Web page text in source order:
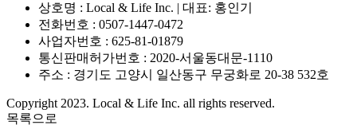
상호명 : Local & Life Inc. | 대표: 홍인기
전화번호 : 0507-1447-0472
사업자번호 : 625-81-01879
통신판매허가번호 : 2020-서울동대문-1110
주소 : 경기도 고양시 일산동구 무궁화로 20-38 532호
Copyright 2023. Local & Life Inc. all rights reserved.
목록으로